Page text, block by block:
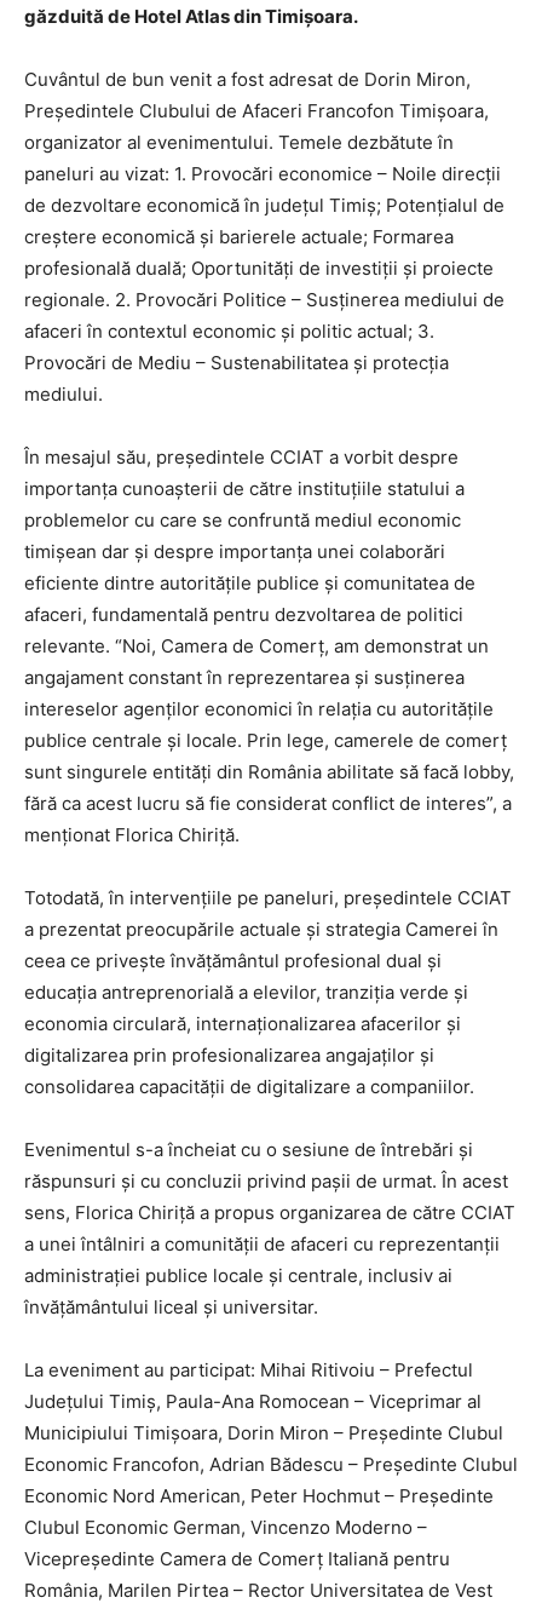
găzduită de Hotel Atlas din Timișoara.
Cuvântul de bun venit a fost adresat de Dorin Miron,
Președintele Clubului de Afaceri Francofon Timișoara,
organizator al evenimentului. Temele dezbătute în
paneluri au vizat: 1. Provocări economice – Noile direcții
de dezvoltare economică în județul Timiș; Potențialul de
creștere economică și barierele actuale; Formarea
profesională duală; Oportunități de investiții și proiecte
regionale. 2. Provocări Politice – Susținerea mediului de
afaceri în contextul economic și politic actual; 3.
Provocări de Mediu – Sustenabilitatea și protecția
mediului.
În mesajul său, președintele CCIAT a vorbit despre
importanța cunoașterii de către instituțiile statului a
problemelor cu care se confruntă mediul economic
timișean dar și despre importanța unei colaborări
eficiente dintre autoritățile publice și comunitatea de
afaceri, fundamentală pentru dezvoltarea de politici
relevante. “Noi, Camera de Comerț, am demonstrat un
angajament constant în reprezentarea și susținerea
intereselor agenților economici în relația cu autoritățile
publice centrale și locale. Prin lege, camerele de comerț
sunt singurele entități din România abilitate să facă lobby,
fără ca acest lucru să fie considerat conflict de interes”, a
menționat Florica Chiriță.
Totodată, în intervențiile pe paneluri, președintele CCIAT
a prezentat preocupările actuale și strategia Camerei în
ceea ce privește învățământul profesional dual și
educația antreprenorială a elevilor, tranziția verde și
economia circulară, internaționalizarea afacerilor și
digitalizarea prin profesionalizarea angajaților și
consolidarea capacității de digitalizare a companiilor.
Evenimentul s-a încheiat cu o sesiune de întrebări și
răspunsuri și cu concluzii privind pașii de urmat. În acest
sens, Florica Chiriță a propus organizarea de către CCIAT
a unei întâlniri a comunității de afaceri cu reprezentanții
administrației publice locale și centrale, inclusiv ai
învățământului liceal și universitar.
La eveniment au participat: Mihai Ritivoiu – Prefectul
Județului Timiș, Paula-Ana Romocean – Viceprimar al
Municipiului Timișoara, Dorin Miron – Președinte Clubul
Economic Francofon, Adrian Bădescu – Președinte Clubul
Economic Nord American, Peter Hochmut – Președinte
Clubul Economic German, Vincenzo Moderno –
Vicepreședinte Camera de Comerț Italiană pentru
România, Marilen Pirtea – Rector Universitatea de Vest